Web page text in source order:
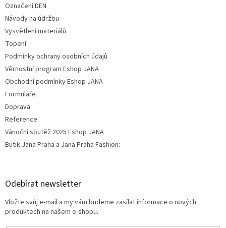
Označení DEN
Návody na údržbu
Vysvětlení materiálů
Topení
Podmínky ochrany osobních údajů
Věrnostní program Eshop JANA
Obchodní podmínky Eshop JANA
Formuláře
Doprava
Reference
Vánoční soutěž 2025 Eshop JANA
Butik Jana Praha a Jana Praha Fashion:
Odebírat newsletter
Vložte svůj e-mail a my vám budeme zasílat informace o nových
produktech na našem e-shopu.